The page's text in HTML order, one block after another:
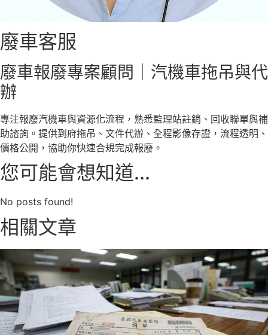
廢車客服
廢車報廢專案顧問｜汽機車拖吊與代
辦
專注報廢汽機車與資源化流程，熟悉監理站註銷、回收聯單與補
助諮詢。提供到府拖吊、文件代辦、全程影像存證，流程透明、
價格公開，協助你快速合規完成報廢。
您可能會想知道...
No posts found!
相關文章